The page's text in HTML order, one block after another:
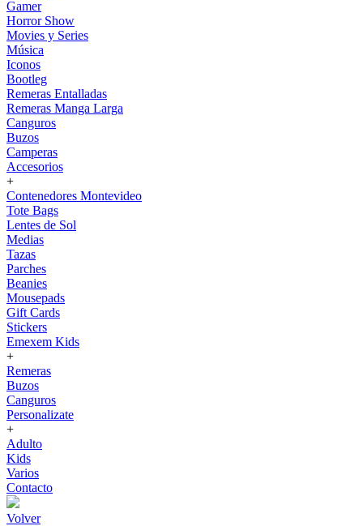
Gamer
Horror Show
Movies y Series
Música
Iconos
Bootleg
Remeras Entalladas
Remeras Manga Larga
Canguros
Buzos
Camperas
Accesorios
+
Contenedores Montevideo
Tote Bags
Lentes de Sol
Medias
Tazas
Parches
Beanies
Mousepads
Gift Cards
Stickers
Emexem Kids
+
Remeras
Buzos
Canguros
Personalizate
+
Adulto
Kids
Varios
Contacto
Volver